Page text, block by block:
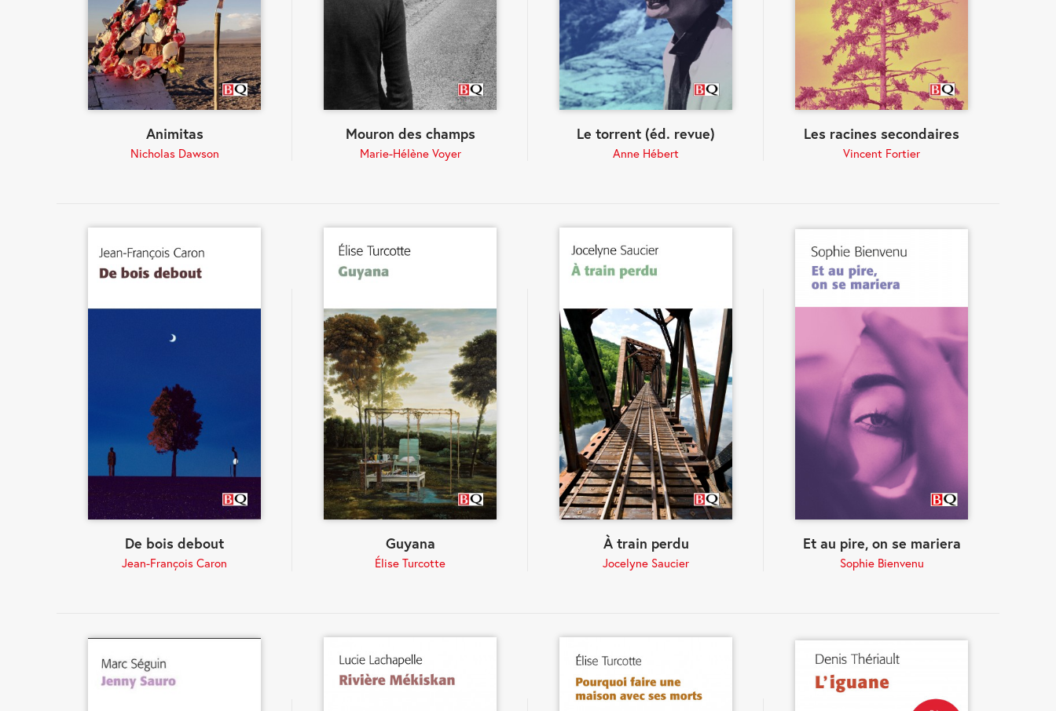
Animitas
Nicholas Dawson
Mouron des champs
Marie-Hélène Voyer
Le torrent (éd. revue)
Anne Hébert
Les racines secondaires
Vincent Fortier
De bois debout
Jean-François Caron
Guyana
Élise Turcotte
À train perdu
Jocelyne Saucier
Et au pire, on se mariera
Sophie Bienvenu